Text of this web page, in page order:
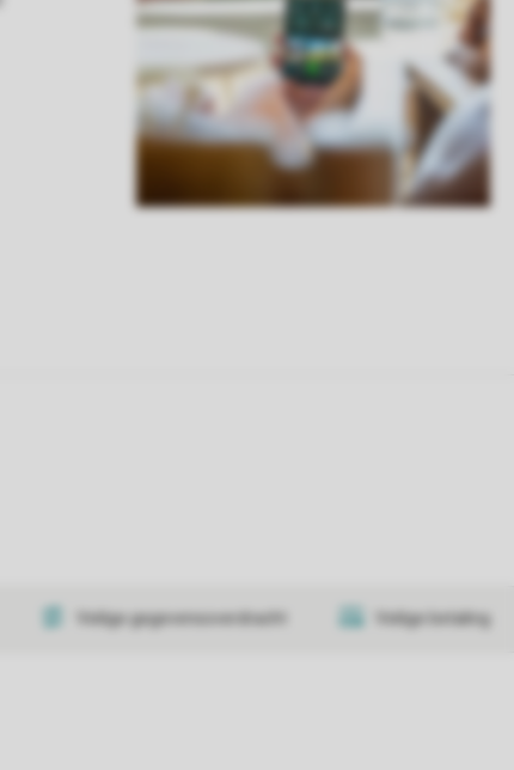
Veilige gegevensoverdracht Veilige betaling